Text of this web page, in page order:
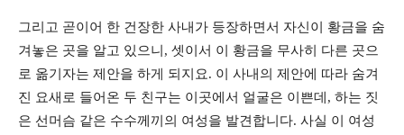
그리고 곧이어 한 건장한 사내가 등장하면서 자신이 황금을 숨
겨놓은 곳을 알고 있으니, 셋이서 이 황금을 무사히 다른 곳으
로 옮기자는 제안을 하게 되지요. 이 사내의 제안에 따라 숨겨
진 요새로 들어온 두 친구는 이곳에서 얼굴은 이쁜데, 하는 짓
은 선머슴 같은 수수께끼의 여성을 발견합니다. 사실 이 여성